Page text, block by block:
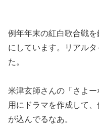
例年年末の紅白歌合戦
にしています。リアル
た。
米津玄師さんの「さよ
用にドラマを作成して
が込んでるなあ。